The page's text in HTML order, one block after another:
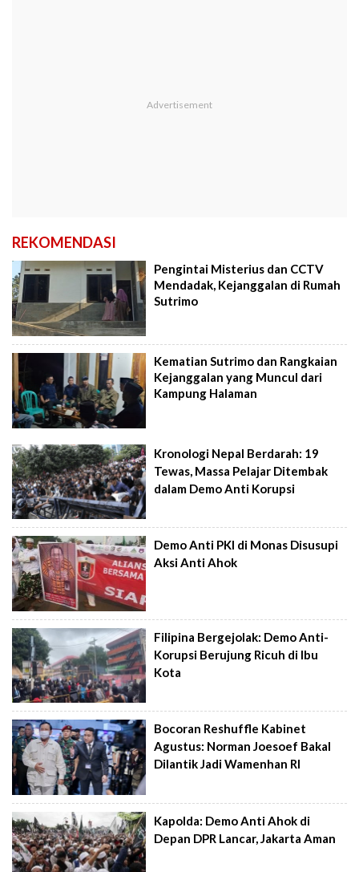
REKOMENDASI
Pengintai Misterius dan CCTV
Mendadak, Kejanggalan di Rumah
Sutrimo
Kematian Sutrimo dan Rangkaian
Kejanggalan yang Muncul dari
Kampung Halaman
Kronologi Nepal Berdarah: 19
Tewas, Massa Pelajar Ditembak
dalam Demo Anti Korupsi
Demo Anti PKI di Monas Disusupi
Aksi Anti Ahok
Filipina Bergejolak: Demo Anti-
Korupsi Berujung Ricuh di Ibu
Kota
Bocoran Reshuffle Kabinet
Agustus: Norman Joesoef Bakal
Dilantik Jadi Wamenhan RI
Kapolda: Demo Anti Ahok di
Depan DPR Lancar, Jakarta Aman